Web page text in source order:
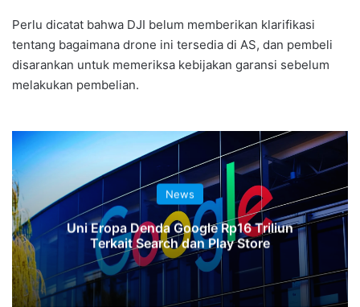
Perlu dicatat bahwa DJI belum memberikan klarifikasi
tentang bagaimana drone ini tersedia di AS, dan pembeli
disarankan untuk memeriksa kebijakan garansi sebelum
melakukan pembelian.
News
Uni Eropa Denda Google Rp16 Triliun
Terkait Search dan Play Store